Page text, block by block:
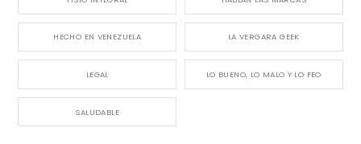
HECHO EN VENEZUELA LA VERGARA GEEK
LEGAL LO BUENO, LO MALO Y LO FEO
SALUDABLE